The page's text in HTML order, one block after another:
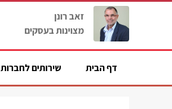
זאב רונן
מצוינות בעסקים
דף הבית שירותים לחברות